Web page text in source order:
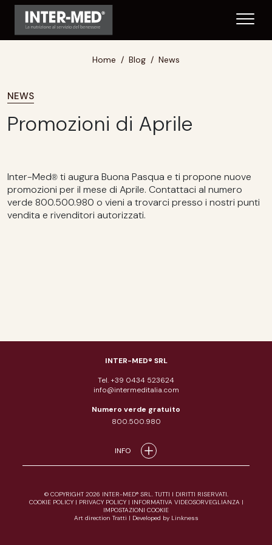
Home Blog News
NEWS
Promozioni di Aprile
Inter-Med® ti augura Buona Pasqua e ti propone nuove
promozioni per il mese di Aprile. Contattaci al numero
verde 800.500.980 o vieni a trovarci presso i nostri punti
vendita e rivenditori autorizzati.
INTER-MED® SRL
Tel. +39 0434 523624
info@intermeditalia.com
Numero verde gratuito
800.500.980
INFO
© COPYRIGHT 2026 INTER-MED® SRL. TUTTI I DIRITTI RISERVATI.
COOKIE POLICY| PRIVACY POLICY| INFORMATIVA VIDEOSORVEGLIANZA |
IMPOSTAZIONI COOKIE
Art direction Tratti | Developed by Linkness